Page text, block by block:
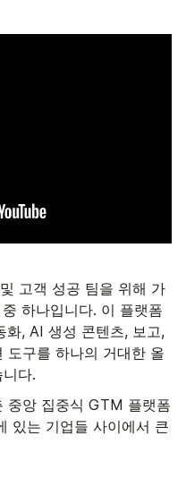
고객 성공 팀을 위해 가
하나입니다. 이 플랫폼
화, AI 생성 콘텐츠, 보고,
도구를 하나의 거대한 올
다.
중앙 집중식 GTM 플랫폼
있는 기업들 사이에서 큰